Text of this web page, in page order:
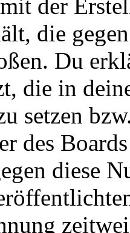
der
die
Du
die in
setzen
des
diese